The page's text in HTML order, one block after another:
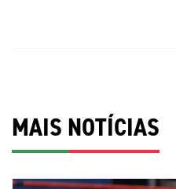
MAIS NOTÍCIAS